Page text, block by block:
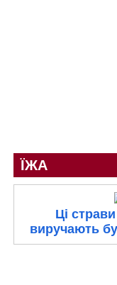
ЇЖА
Ці
виручають